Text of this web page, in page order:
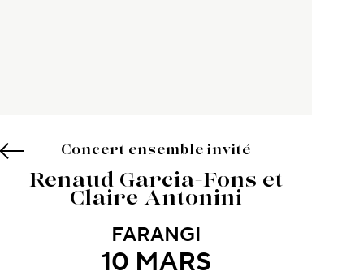
Concert ensemble invité
Renaud Garcia-Fons et
Claire Antonini
FARANGI
10 MARS